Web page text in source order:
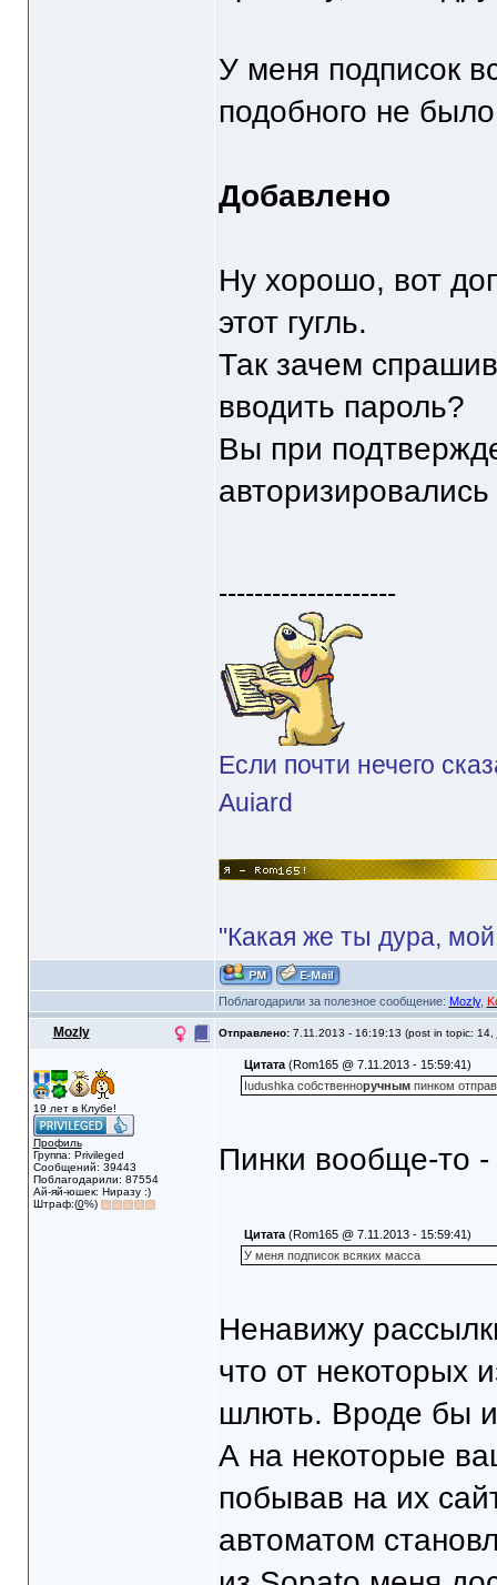
У меня подписок
подобного не
Добавлено
Ну хорошо, вот
этот гугль.
Так зачем
вводить пароль?
Вы при
авторизировались
--------------------
Если почти нечего
Auiard
"Какая же ты дура,
Поблагодарили за полезное сообщение: Mozly,
Mozly Отправлено: 7.11.2013 - 16:19:13 (post in topic: 14,
19 лет в Клубе!
Профиль
Группа: Privileged
Сообщений: 39443
Поблагодарили: 87554
Ай-яй-юшек: Ниразу :)
Штраф:(0%)
Цитата(Rom165 @ 7.11.2013 - 15:59:41)
Iudushka собственноручнымпинком
Пинки вообще-то -
Цитата(Rom165 @ 7.11.2013 - 15:59:41)
У меня подписок всяких масса
Ненавижу
что от некоторых
шлють. Вроде бы
А на некоторые
побывав на их
автоматом